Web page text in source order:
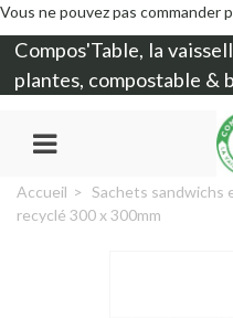
Vous ne pouvez pas commander
Compos'Table, la
plantes, compostable &
Accueil > Sachets sandwichs
recyclé 300 x 300mm